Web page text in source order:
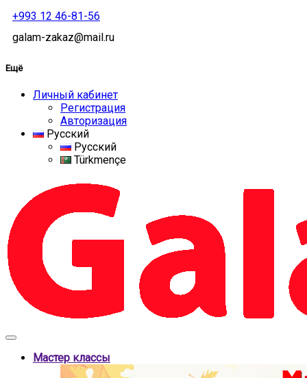
+993 12 46-81-56
galam-zakaz@mail.ru
Ещё
Личный кабинет
Регистрация
Авторизация
Русский
Русский
Türkmençe
Мастер классы